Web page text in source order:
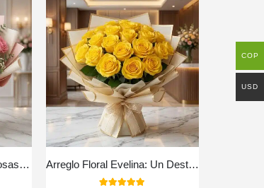
Ramillete o Bouquet de Rosas Rosadas Arreglo Floral Evelina: Un Destello de Sol con 24 Rosas ✨
COP
USD